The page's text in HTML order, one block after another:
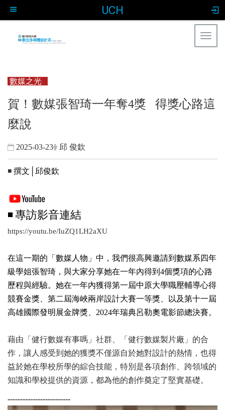
UCH
數媒之光
賀！數媒張智琦一年奪4獎 得獎心路這
麼說
2025-03-23 邱 俊欽
◾ 撰文│邱俊欽
◾專訪影音連結
https://youtu.be/IuZQ1LH2aXU
在這一期的「數媒人物」中，我們很高興邀請到數媒系四年
級學姐張智琦，與大家分享她在一年內得到4個獎項的心路
歷程與經驗。她在一年內獲得第一屆中原大學職壓輔導心得
競賽金獎、第二屆海峽兩岸設計大賽一等獎、以及第十一屆
高雄國際發明展金牌獎、2024年瑞典呂勒奧電影節總決賽。
藉由「健行數媒有事嗎」社群、「健行數媒製片廠」的合
作，讓人感受到她的獲獎不僅源自於她對設計的熱情，也得
益於她在學校所學的綜合技能，特別是各項創作、跨領域的
知識和學校提供的資源，都為他的創作奠定了堅實基礎。
-------------------------